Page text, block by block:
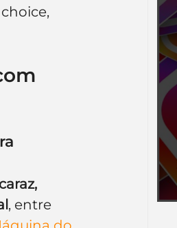
, entre